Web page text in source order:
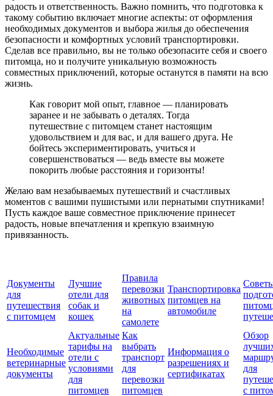
радость и ответственность. Важно помнить, что подготовка к
такому событию включает многие аспекты: от оформления
необходимых документов и выбора жилья до обеспечения
безопасности и комфортных условий транспортировки.
Сделав все правильно, вы не только обезопасите себя и своего
питомца, но и получите уникальную возможность
совместных приключений, которые останутся в памяти на всю
жизнь.
Как говорит мой опыт, главное — планировать
заранее и не забывать о деталях. Тогда
путешествие с питомцем станет настоящим
удовольствием и для вас, и для вашего друга. Не
бойтесь экспериментировать, учиться и
совершенствоваться — ведь вместе вы можете
покорить любые расстояния и горизонты!
Желаю вам незабываемых путешествий и счастливых
моментов с вашими пушистыми или пернатыми спутниками!
Пусть каждое ваше совместное приключение принесет
радость, новые впечатления и крепкую взаимную
привязанность.
Документы
для
путешествия
с питомцем
Лучшие
отели для
собак и
кошек
Правила
перевозки
животных
на
самолете
Транспортировка
питомцев на
автомобиле
Необходимые
ветеринарные
документы
Актуальные
тарифы на
отели с
условиями
для
питомцев
Как
выбрать
транспорт
для
перевозки
питомцев
Информация о
разрешениях и
сертификатах
Обзор
для
с